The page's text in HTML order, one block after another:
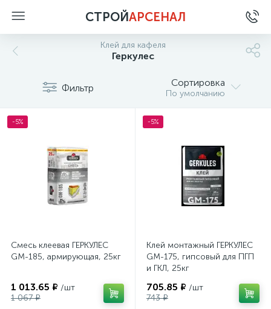
СТРОЙАРСЕНАЛ
Клей для кафеля
Геркулес
Фильтр Сортировка
По умолчанию
-5%
Смесь клеевая ГЕРКУЛЕС
GM-185, армирующая, 25кг
1 013.65 ₽ /шт
1 067 ₽
-5%
Клей монтажный ГЕРКУЛЕС
GM-175, гипсовый для ПГП
и ГКЛ, 25кг
705.85 ₽ /шт
743 ₽